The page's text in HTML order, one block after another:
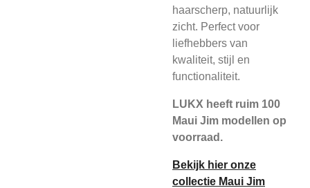
haarscherp, natuurlijk
zicht. Perfect voor
liefhebbers van
kwaliteit, stijl en
functionaliteit.
LUKX heeft ruim 100
Maui Jim modellen op
voorraad.
Bekijk hier onze
collectie Maui Jim